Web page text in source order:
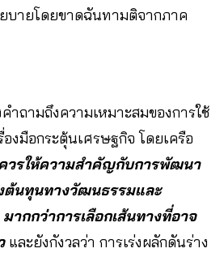
บายโดยขาดฉันทามติจากภาค
ำถามถึงความเหมาะสมของการใช้
งมือกระตุ้นเศรษฐกิจ โดยเครือ
วรให้ความสำคัญกับการพัฒนา
ต้นทุนทางวัฒนธรรมและ
ากกว่าการเลือกเส้นทางที่อาจ
และยังกังวลว่า การเร่งผลักดันร่าง